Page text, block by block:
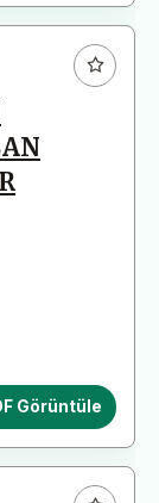
Görüntüle